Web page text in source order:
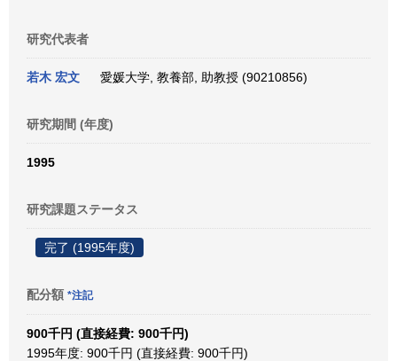
研究代表者
若木 宏文 愛媛大学, 教養部, 助教授 (90210856)
研究期間 (年度)
1995
研究課題ステータス
完了 (1995年度)
配分額 *注記
900千円 (直接経費: 900千円)
1995年度: 900千円 (直接経費: 900千円)